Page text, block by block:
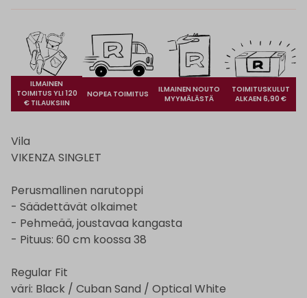
ILMAINEN
TOIMITUS YLI 120
€ TILAUKSIIN
NOPEA TOIMITUS
ILMAINEN NOUTO
MYYMÄLÄSTÄ
TOIMITUSKULUT
ALKAEN 6,90 €
Vila
VIKENZA SINGLET
Perusmallinen narutoppi
- Säädettävät olkaimet
- Pehmeää, joustavaa kangasta
- Pituus: 60 cm koossa 38
Regular Fit
väri: Black / Cuban Sand / Optical White